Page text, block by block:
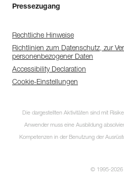
Pressezugang
Rechtliche Hinweise
Richtlinien zum Datenschutz, zur
personenbezogener Daten
Accessibility Declaration
Cookie-Einstellungen
Die dargestellten Aktivitäten sind mit
Anwender muss eine Ausbildung
Kompetenzen in der Benutzung der
© 1995-2026